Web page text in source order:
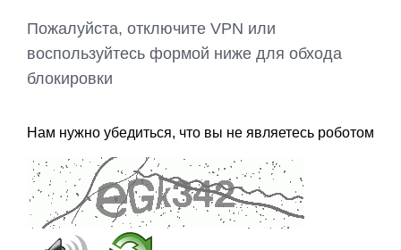
Пожалуйста, отключите VPN или
воспользуйтесь формой ниже для обхода
блокировки
Нам нужно убедиться, что вы не являетесь роботом